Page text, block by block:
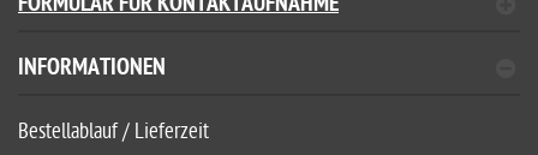
INFORMATIONEN
Bestellablauf / Lieferzeit